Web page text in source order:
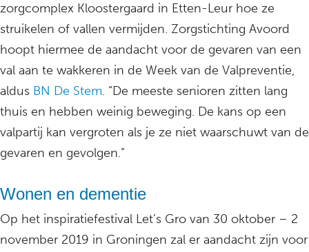
zorgcomplex Kloostergaard in Etten-Leur hoe ze
struikelen of vallen vermijden. Zorgstichting Avoord
hoopt hiermee de aandacht voor de gevaren van een
val aan te wakkeren in de Week van de Valpreventie,
aldus BN De Stem. “De meeste senioren zitten lang
thuis en hebben weinig beweging. De kans op een
valpartij kan vergroten als je ze niet waarschuwt van de
gevaren en gevolgen.”
Wonen en dementie
Op het inspiratiefestival Let’s Gro van 30 oktober – 2
november 2019 in Groningen zal er aandacht zijn voor